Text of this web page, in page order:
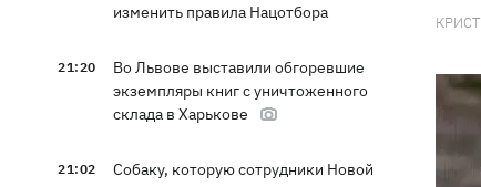
изменить правила Нацотбора
21:20
Во Львове выставили обгоревшие
экземпляры книг с уничтоженного
склада в Харькове
21:02
Собаку, которую сотрудники Новой